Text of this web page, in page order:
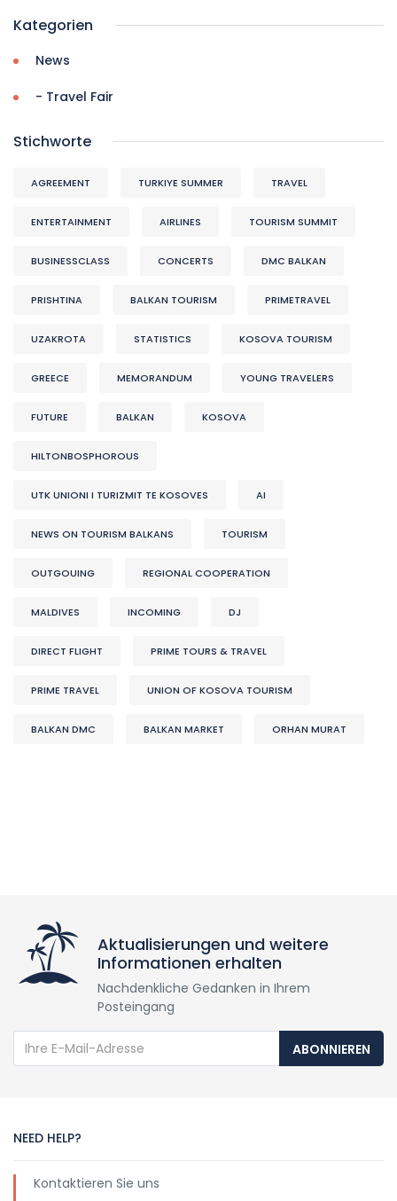
Kategorien
News
- Travel Fair
Stichworte
AGREEMENT TURKIYE SUMMER TRAVEL
ENTERTAINMENT AIRLINES TOURISM SUMMIT
BUSINESSCLASS CONCERTS DMC BALKAN
PRISHTINA BALKAN TOURISM PRIMETRAVEL
UZAKROTA STATISTICS KOSOVA TOURISM
GREECE MEMORANDUM YOUNG TRAVELERS
FUTURE BALKAN KOSOVA
HILTONBOSPHOROUS
UTK UNIONI I TURIZMIT TE KOSOVES AI
NEWS ON TOURISM BALKANS TOURISM
OUTGOUING REGIONAL COOPERATION
MALDIVES INCOMING DJ
DIRECT FLIGHT PRIME TOURS & TRAVEL
PRIME TRAVEL UNION OF KOSOVA TOURISM
BALKAN DMC BALKAN MARKET ORHAN MURAT
Aktualisierungen und weitere
Informationen erhalten
Nachdenkliche Gedanken in Ihrem
Posteingang
ABONNIEREN
NEED HELP?
Kontaktieren Sie uns